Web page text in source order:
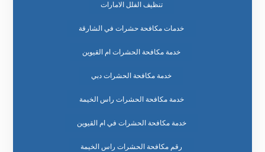
تنظيف الفلل الامارات
خدمات مكافحة حشرات في الشارقة
خدمة مكافحة الحشرات ام القيوين
خدمة مكافحة الحشرات دبي
خدمة مكافحة الحشرات راس الخيمة
خدمة مكافحة الحشرات في ام القيوين
رقم مكافحة الحشرات راس الخيمة